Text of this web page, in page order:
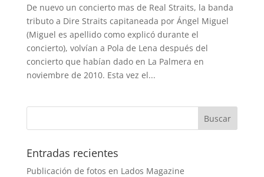
De nuevo un concierto mas de Real Straits, la banda
tributo a Dire Straits capitaneada por Ángel Miguel
(Miguel es apellido como explicó durante el
concierto), volvían a Pola de Lena después del
concierto que habían dado en La Palmera en
noviembre de 2010. Esta vez el...
Entradas recientes
Publicación de fotos en Lados Magazine